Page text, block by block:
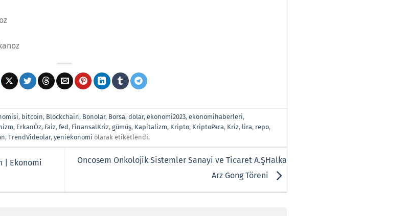
, bitcoin, Blockchain, Bonolar, Borsa,dolar,ekonomi2023,ekonomihaberleri,
, ErkanÖz, Faiz,fed, FinansalKriz,gümüş, Kapitalizm, Kripto, KriptoPara, Kriz, lira, repo,
,TrendVideolar,yeniekonomi olarak etiketlendi.
| Ekonomi
Oncosem Onkolojik Sistemler Sanayi ve Ticaret A.ŞHalka
Arz Gong Töreni